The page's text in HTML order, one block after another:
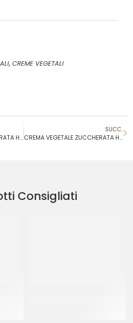
, CREME VEGETALI
CREMA VEGETALE ZUCCHERATA HULALA’ ROSA
SUCC.
CREMA VEGETALE ZUCCHERATA HULALA’ ART
Consigliati